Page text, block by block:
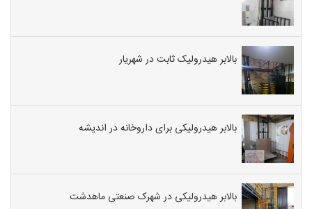
بالابر هیدرولیک ثابت در شهریار
بالابر هیدرولیکی برای داروخانه در اندیشه
بالابر هیدرولیکی در شهرک صنعتی ماهدشت